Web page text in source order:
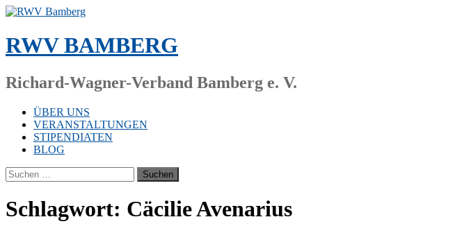
Zum
springen
RWV BAMBERG
Richard-Wagner-Verband Bamberg e. V.
ÜBER UNS
VERANSTALTUNGEN
STIPENDIATEN
BLOG
Suchen
nach:
Schlagwort: Cäcilie Avenarius